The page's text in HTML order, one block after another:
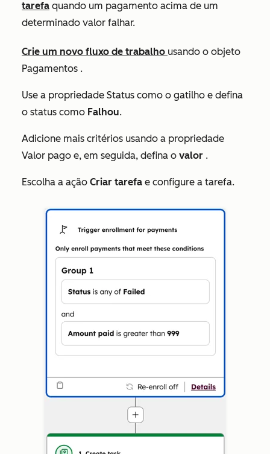
tarefa quando um pagamento acima de um
determinado valor falhar.
Crie um novo fluxo de trabalho usando o objeto
Pagamentos .
Use a propriedade Status como o gatilho e defina
o status como Falhou.
Adicione mais critérios usando a propriedade
Valor pago e, em seguida, defina o valor .
Escolha a ação Criar tarefa e configure a tarefa.